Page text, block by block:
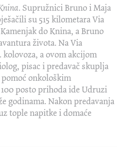
. Supružnici Bruno i Maja
su 515 kilometara Via
do Knina, a Bruno
života. Na Via
a ovom akcijom
pisac i predavač skuplja
onkološkim
posto prihoda ide Udruzi
godinama. Nakon predavanja
tople napitke i domaće